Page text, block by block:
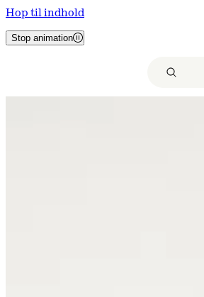
Hop til indhold
Stop animation